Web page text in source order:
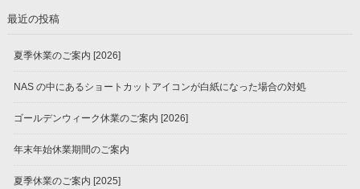
最近の投稿
夏季休業のご案内 [2026]
NAS の中にあるショートカットアイコンが白紙になった場合の対処
ゴールデンウィーク休業のご案内 [2026]
年末年始休業期間のご案内
夏季休業のご案内 [2025]